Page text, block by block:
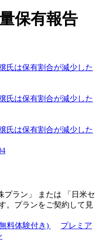
保有報告
氏は保有割合が減少した
氏は保有割合が減少した
氏は保有割合が減少した
プラン 」 または 「 日米セ
。プランをご契約して見
料体験付き)
プレミア